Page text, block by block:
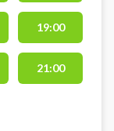
19:00
21:00